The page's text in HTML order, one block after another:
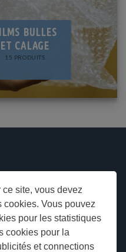
site, vous devez
Vous pouvez
pour les statistiques
cookies pour la
et connections
BULLES
ET CALAGE
15 PRODUITS